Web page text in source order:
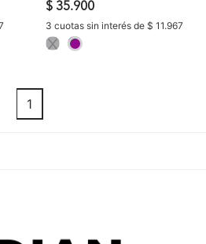
$ 35.900
3 cuotas sin interés de $ 11.967
1